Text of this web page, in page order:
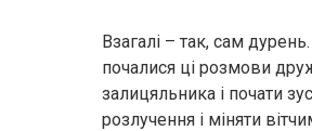
Взагалі – так, сам
почалися ці розмови
залицяльника і почати
розлучення і міняти